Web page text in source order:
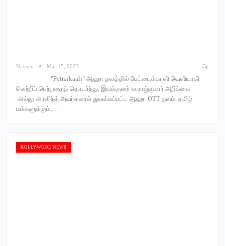
Naveen Mar 15, 2023
"Pettaikaali" ஆஹா தளத்தில் பேட்டைக்காளி வெளியாகி
வெற்றிப் பெற்றதைத் தொடர்ந்து, இயக்குனர் ல.ராஜ்குமார் அறிக்கை
அல்லு அரவிந்த் அவர்களால் துவக்கப்பட்ட ஆஹா OTT தளம், தமிழ்
மக்களுக்கும்,…
KOLLYWOOD NEWS